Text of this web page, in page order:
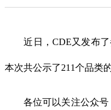
近日，CDE又发布了
本次共公示了211个品类
各位可以关注公众号